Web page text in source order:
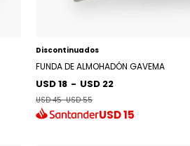
Discontinuados
FUNDA DE ALMOHADÓN GAVEMA
USD 18 - USD 22
USD 45-USD 55
USD15